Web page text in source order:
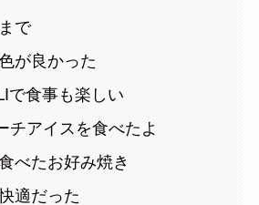
で
が良かった
で食事も楽しい
チアイスを食べたよ
べたお好み焼き
適だった